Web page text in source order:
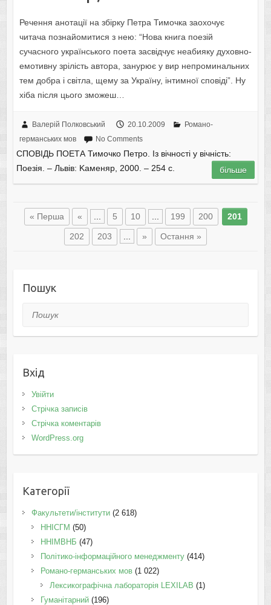
Речення анотації на збірку Петра Тимочка заохочує
читача познайомитися з нею: “Нова книга поезій
сучасного українського поета засвідчує неабияку духовно-
емотивну зрілість автора, занурює у вир непроминальних
тем добра і світла, щему за Україну, інтимної сповіді”. Ну
хіба після цього зможеш…
Валерій Полковський 20.10.2009
Романо-
германських мов
No Comments
СПОВІДЬ ПОЕТА Тимочко Петро. Із вічності у вічність:
Поезія. – Львів: Kаменяр, 2000. – 254 с.
більше
« Перша « 5 10 199 200 201
202 203 » Остання »
Пошук
Пошук
Вхід
Увійти
Стрічка записів
Стрічка коментарів
WordPress.org
Категорії
Факультети/інститути(2 618)
ННІСГМ (50)
ННІМВНБ (47)
Політико-інформаційного менеджменту(414)
Романо-германських мов(1 022)
Лексикографічна лабораторія LEXILAB (1)
Гуманітарний(196)